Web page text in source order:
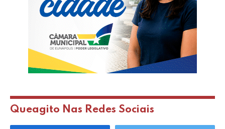
Queagito Nas Redes Sociais